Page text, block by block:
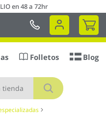
en 48 a 72hr
Mi
Buscar
Folletos Blog